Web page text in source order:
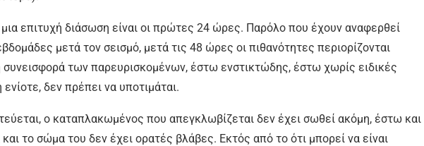
μια επιτυχή διάσωση είναι οι πρώτες 24 ώρες. Παρόλο που έχουν αναφερθεί
μετά τον σεισμό, μετά τις 48 ώρες οι πιθανότητες περιορίζονται
η συνεισφορά των παρευρισκομένων, έστω ενστικτώδης, έστω χωρίς ειδικές
δεν πρέπει να υποτιμάται.
ο καταπλακωμένος που απεγκλωβίζεται δεν έχει σωθεί ακόμη, έστω και
το σώμα του δεν έχει ορατές βλάβες. Εκτός από το ότι μπορεί να είναι